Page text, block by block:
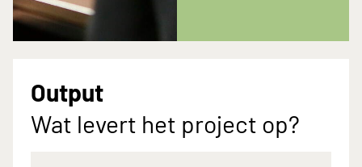
Output
Wat levert het project op?